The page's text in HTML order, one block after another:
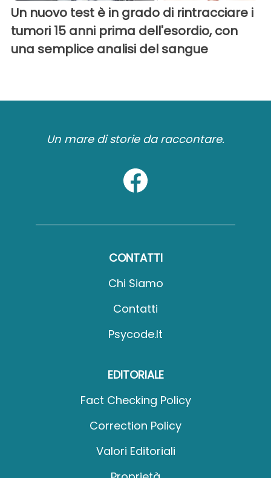
Un nuovo test è in grado di rintracciare i
tumori 15 anni prima dell'esordio, con
una semplice analisi del sangue
Un mare di storie da raccontare.
CONTATTI
Chi Siamo
Contatti
Psycode.it
EDITORIALE
Fact Checking Policy
Correction Policy
Valori Editoriali